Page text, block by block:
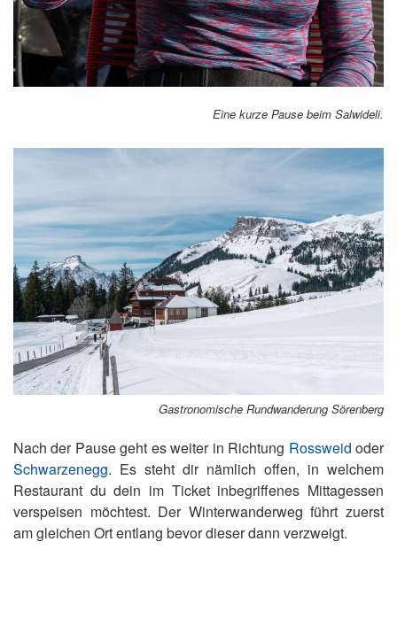
Eine kurze Pause beim Salwideli.
Gastronomische Rundwanderung Sörenberg
Nach der Pause geht es weiter in Richtung Rossweid oder
Schwarzenegg. Es steht dir nämlich offen, in welchem
Restaurant du dein im Ticket inbegriffenes Mittagessen
verspeisen möchtest. Der Winterwanderweg führt zuerst
am gleichen Ort entlang bevor dieser dann verzweigt.